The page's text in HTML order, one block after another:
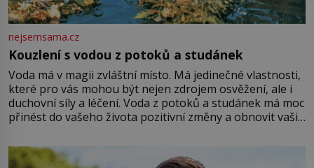
nejsemsama.cz
Kouzlení s vodou z potoků a studánek
Voda má v magii zvláštní místo. Má jedinečné vlastnosti,
které pro vás mohou být nejen zdrojem osvěžení, ale i
duchovní síly a léčení. Voda z potoků a studánek má moc
přinést do vašeho života pozitivní změny a obnovit vaši
můžete obohatit své rituály a přinést do svého života
větší harmonii a klid. Je důležité